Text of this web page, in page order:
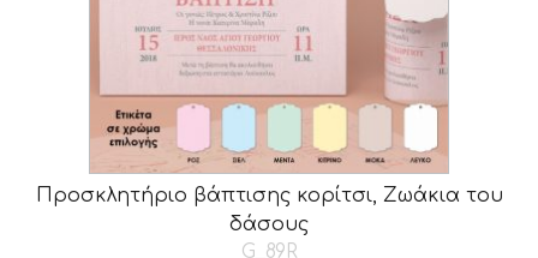
Προσκλητήριο βάπτισης κορίτσι, Ζωάκια του
δάσους
G_89R